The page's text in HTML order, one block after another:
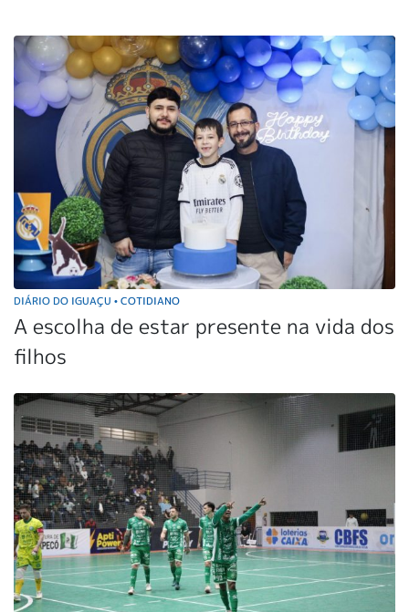
DIÁRIO DO IGUAÇU • COTIDIANO
A escolha de estar presente na vida dos
filhos